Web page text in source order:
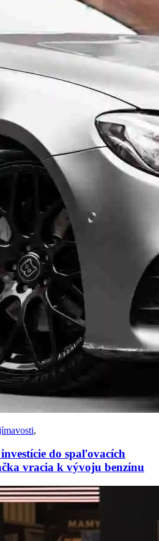
,
do spaľovacích
vracia k vývoju benzínu